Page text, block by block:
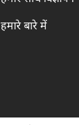
हमारे बारे में